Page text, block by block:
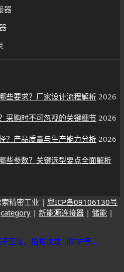
器
些要求？厂家设计流程解析 2026
采购时不可忽视的关键细节 2026
？产品质量与生产能力分析 2026
些参数？关键选型要点全面解析
精密工业 | 粤ICP备09106130号
category | 新能源连接器 | 储能 |
压接、插拔次数与防护等...